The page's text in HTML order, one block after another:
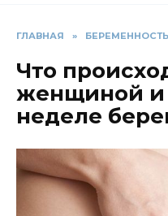
ГЛАВНАЯ »
Что
женщиной и
неделе